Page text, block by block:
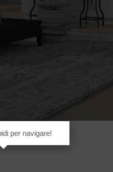
per navigare!